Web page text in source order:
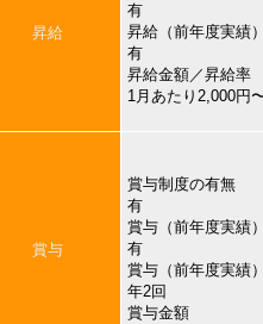
昇給
有
昇給（前年度実績）
有
昇給金額／昇給率
1月あたり2,000円
賞与
賞与制度の有無
有
賞与（前年度実績
有
賞与（前年度実績
年2回
賞与金額